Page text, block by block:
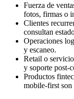
Fuerza de
fotos, firmas o
Clientes
consultan
Operaciones
y escaneo.
Retail o
y soporte post-
Productos
mobile-first son